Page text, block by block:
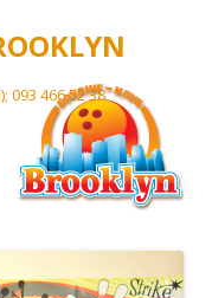
093 466 52 38
до вмісту